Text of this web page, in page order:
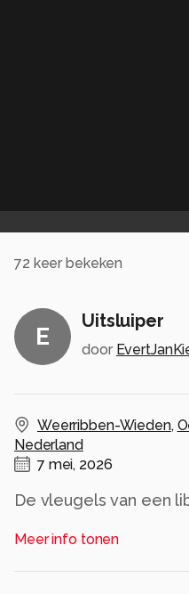
72 keer bekeken
E
Uitsluiper
door
Weerribben-Wieden,
Nederland
7 mei, 2026
De vleugels van een
Meer info tonen